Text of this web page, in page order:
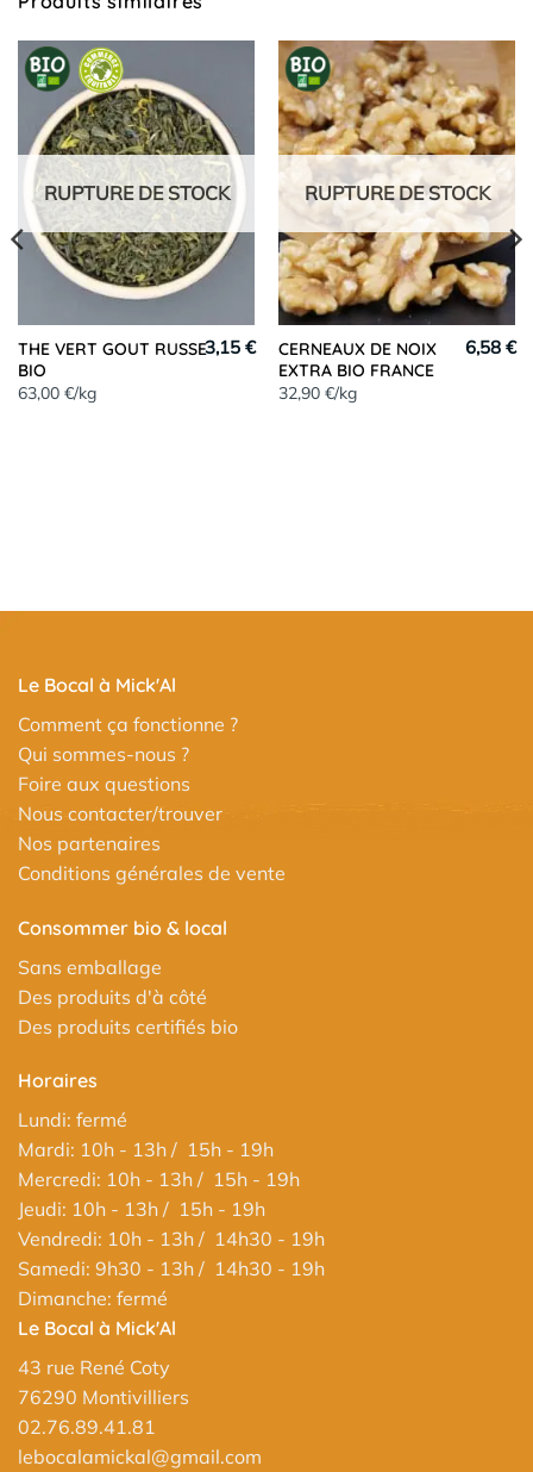
RUPTURE DE STOCK
THE VERT GOUT RUSSE
BIO
63,00 €/kg
3,15 €
RUPTURE DE STOCK
CERNEAUX DE NOIX
EXTRA BIO FRANCE
32,90 €/kg
6,58 €
Le Bocal à Mick'Al
Comment ça fonctionne ?
Qui sommes-nous ?
Foire aux questions
Nous contacter/trouver
Nos partenaires
Conditions générales de vente
Consommer bio & local
Sans emballage
Des produits d'à côté
Des produits certifiés bio
Horaires
Lundi: fermé
Mardi: 10h - 13h / 15h - 19h
Mercredi: 10h - 13h / 15h - 19h
Jeudi: 10h - 13h / 15h - 19h
Vendredi: 10h - 13h / 14h30 - 19h
Samedi: 9h30 - 13h / 14h30 - 19h
Dimanche: fermé
Le Bocal à Mick'Al
43 rue René Coty
76290 Montivilliers
02.76.89.41.81
lebocalamickal@gmail.com